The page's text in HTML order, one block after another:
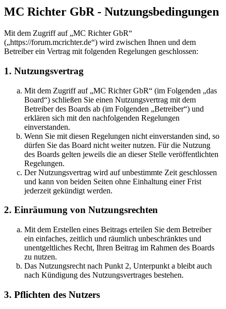
MC Richter GbR - Nutzungsbedingungen
Mit dem Zugriff auf „MC Richter GbR“
(„https://forum.mcrichter.de“) wird zwischen Ihnen und dem
Betreiber ein Vertrag mit folgenden Regelungen geschlossen:
1. Nutzungsvertrag
Mit dem Zugriff auf „MC Richter GbR“ (im Folgenden „das
Board“) schließen Sie einen Nutzungsvertrag mit dem
Betreiber des Boards ab (im Folgenden „Betreiber“) und
erklären sich mit den nachfolgenden Regelungen
einverstanden.
Wenn Sie mit diesen Regelungen nicht einverstanden sind, so
dürfen Sie das Board nicht weiter nutzen. Für die Nutzung
des Boards gelten jeweils die an dieser Stelle veröffentlichten
Regelungen.
Der Nutzungsvertrag wird auf unbestimmte Zeit geschlossen
und kann von beiden Seiten ohne Einhaltung einer Frist
jederzeit gekündigt werden.
2. Einräumung von Nutzungsrechten
Mit dem Erstellen eines Beitrags erteilen Sie dem Betreiber
ein einfaches, zeitlich und räumlich unbeschränktes und
unentgeltliches Recht, Ihren Beitrag im Rahmen des Boards
zu nutzen.
Das Nutzungsrecht nach Punkt 2, Unterpunkt a bleibt auch
nach Kündigung des Nutzungsvertrages bestehen.
3. Pflichten des Nutzers